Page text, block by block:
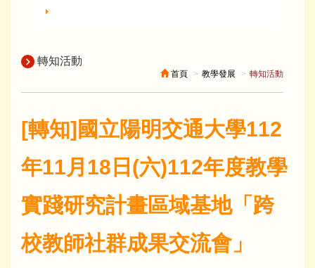
轉知活動
首頁 教學發展 轉知活動
[轉知]國立陽明交通大學112
年11月18日(六)112年度教學
實踐研究計畫區域基地「跨
校教師社群成果交流會」